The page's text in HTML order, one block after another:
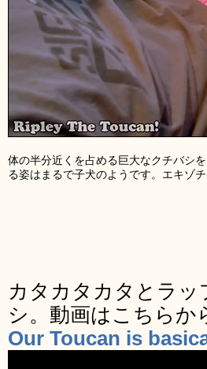
体の半分近くを占める巨大なクチバシ
る姿はまるで子犬のようです。エキゾ
カタカタカタとラ
シ。動画はこちらか
Our Toucan is